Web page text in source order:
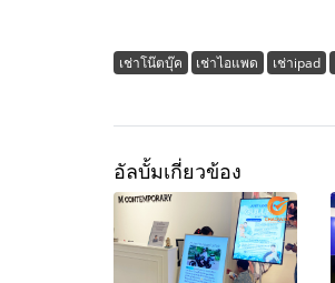
เช่าโน๊ตบุ๊ค เช่าไอแพด เช่าipad
อัลบั้มเกี่ยวข้อง